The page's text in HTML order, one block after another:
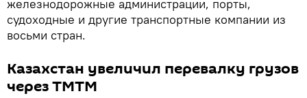
железнодорожные администрации, порты,
судоходные и другие транспортные компании из
восьми стран.
Казахстан увеличил перевалку грузов
через ТМТМ